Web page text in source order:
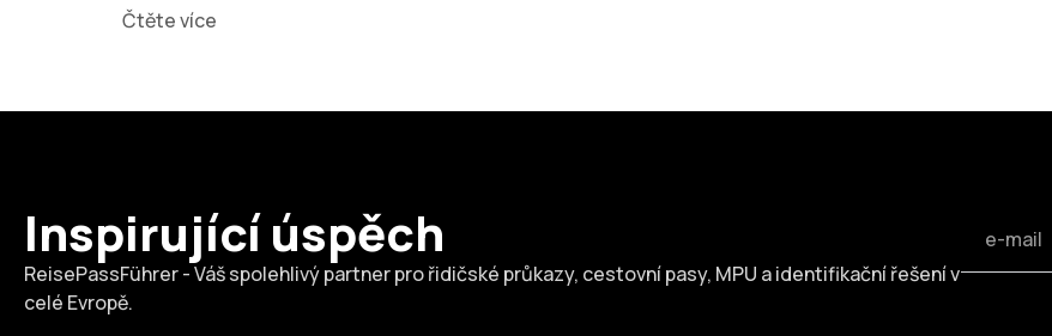
Čtěte více
Inspirující úspěch
ReisePassFührer - Váš spolehlivý partner pro řidičské průkazy, cestovní pasy, MPU a identifikační řešení v
celé Evropě.